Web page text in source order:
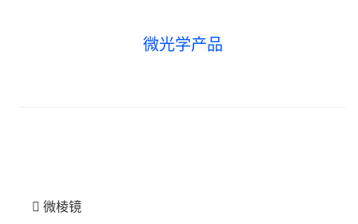
微光学产品
微棱镜